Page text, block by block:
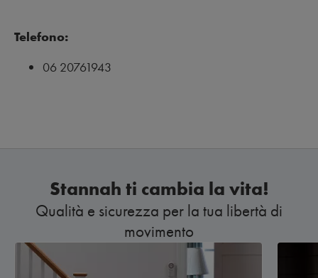
Telefono:
06 20761943
Stannah ti cambia la vita!
Qualità e sicurezza per la tua libertà di
movimento